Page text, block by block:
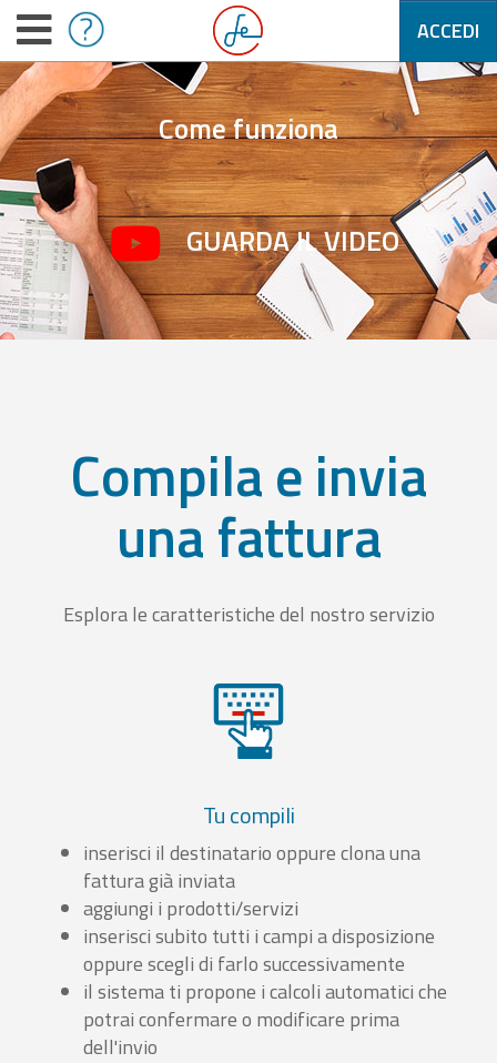
ACCEDI
Come funziona
GUARDA IL VIDEO
Compila e invia
una fattura
Esplora le caratteristiche del nostro servizio
Tu compili
inserisci il destinatario oppure clona una
fattura già inviata
aggiungi i prodotti/servizi
inserisci subito tutti i campi a disposizione
oppure scegli di farlo successivamente
il sistema ti propone i calcoli automatici che
potrai confermare o modificare prima
dell'invio